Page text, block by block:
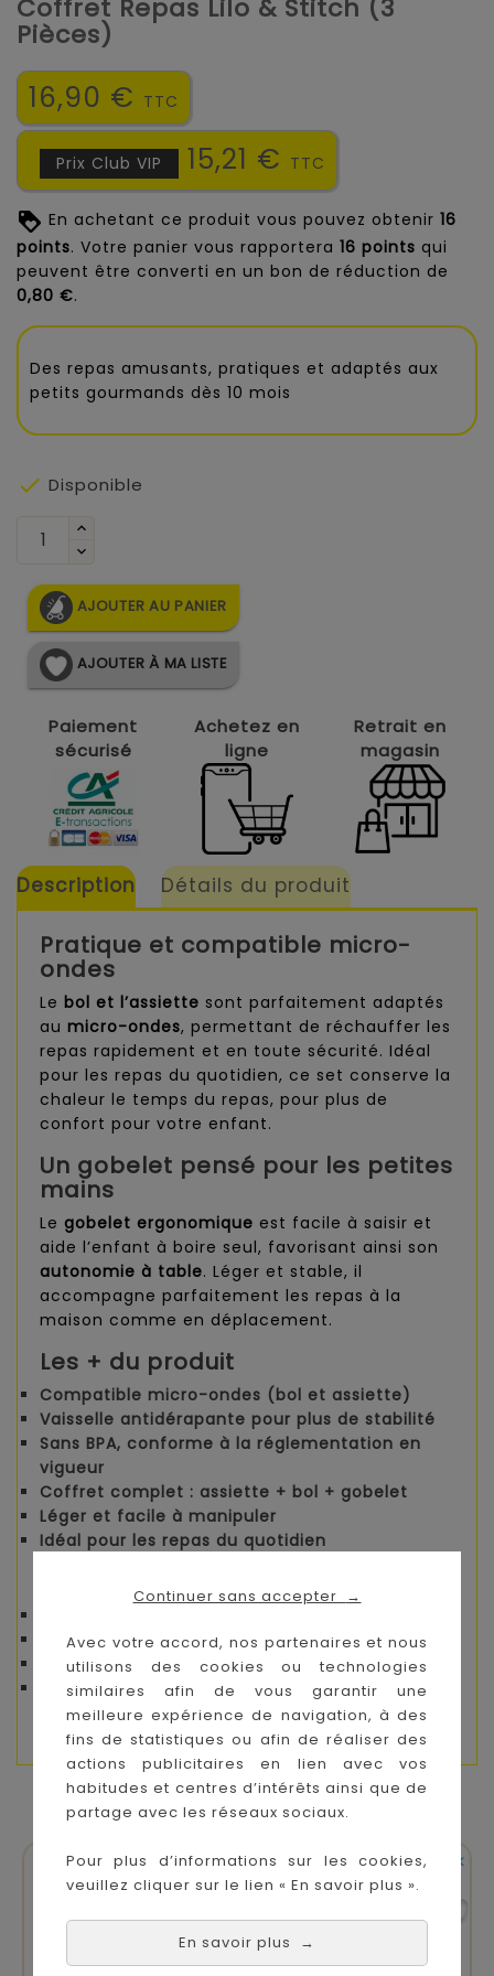
Continuer sans accepter →
Avec votre accord, nos partenaires et nous
utilisons des cookies ou technologies
similaires afin de vous garantir une
meilleure expérience de navigation, à des
fins de statistiques ou afin de réaliser des
actions publicitaires en lien avec vos
habitudes et centres d’intérêts ainsi que de
partage avec les réseaux sociaux.
Pour plus d’informations sur les cookies,
veuillez cliquer sur le lien « En savoir plus ».
En savoir plus →
Coffret Repas Lilo & Stitch (3
Pièces)
16,90 € TTC
Prix Club VIP 15,21 € TTC
En achetant ce produit vous pouvez obtenir 16
points. Votre panier vous rapportera 16 points qui
peuvent être converti en un bon de réduction de
0,80 €.
Des repas amusants, pratiques et adaptés aux
petits gourmands dès 10 mois
 Disponible
AJOUTER AU PANIER
AJOUTER À MA LISTE
Paiement
sécurisé
Achetez en
ligne
Retrait en
magasin
Description Détails du produit
Pratique et compatible micro-
ondes
Le bol et l’assiette sont parfaitement adaptés
au micro-ondes, permettant de réchauffer les
repas rapidement et en toute sécurité. Idéal
pour les repas du quotidien, ce set conserve la
chaleur le temps du repas, pour plus de
confort pour votre enfant.
Un gobelet pensé pour les petites
mains
Le gobelet ergonomique est facile à saisir et
aide l’enfant à boire seul, favorisant ainsi son
autonomie à table. Léger et stable, il
accompagne parfaitement les repas à la
maison comme en déplacement.
Les + du produit
Compatible micro-ondes (bol et assiette)
Vaisselle antidérapante pour plus de stabilité
Sans BPA, conforme à la réglementation en
vigueur
Coffret complet : assiette + bol + gobelet
Léger et facile à manipuler
Idéal pour les repas du quotidien
Contenu : 1 assiette, 1 bol, 1 gobelet
Matériau : plastique
Entretien : lavage à la main (instructions
fournies avec le produit)
VOUS AIMEREZ AUSSI
En stock En stock